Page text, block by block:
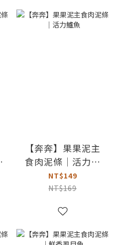
【奔奔】果果泥主
食肉泥條｜活力鱸
魚
NT$149
NT$169